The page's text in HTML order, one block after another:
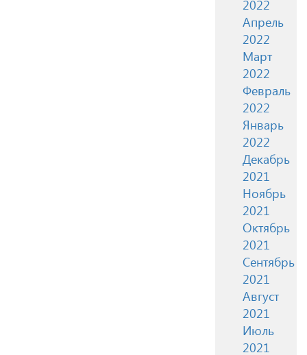
2022
Апрель
2022
Март
2022
Февраль
2022
Январь
2022
Декабрь
2021
Ноябрь
2021
Октябрь
2021
Сентябрь
2021
Август
2021
Июль
2021